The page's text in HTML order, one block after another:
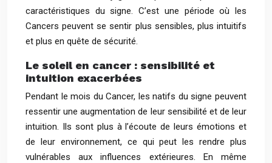
caractéristiques du signe. C’est une période où les
Cancers peuvent se sentir plus sensibles, plus intuitifs
et plus en quête de sécurité.
Le soleil en cancer : sensibilité et
intuition exacerbées
Pendant le mois du Cancer, les natifs du signe peuvent
ressentir une augmentation de leur sensibilité et de leur
intuition. Ils sont plus à l’écoute de leurs émotions et
de leur environnement, ce qui peut les rendre plus
vulnérables aux influences extérieures. En même